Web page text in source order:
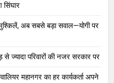
सिंघार
मुश्किलें, अब सबसे बड़ा सवाल—योगी पर
ज्यादा परिवारों की नजर सरकार पर
महानगर का हर कार्यकर्ता अपने